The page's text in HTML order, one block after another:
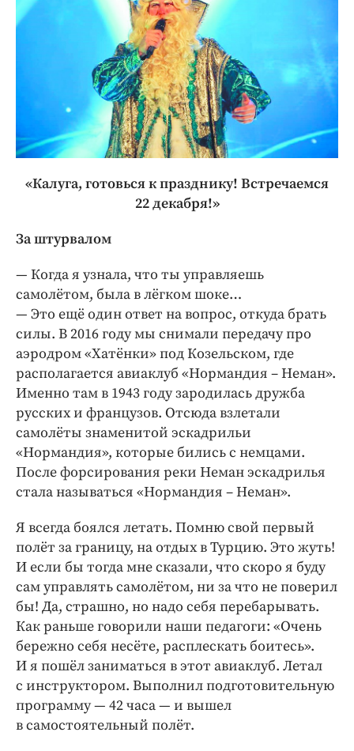
«Калуга, готовься к празднику! Встречаемся
22 декабря!»
За штурвалом
— Когда я узнала, что ты управляешь
самолётом, была в лёгком шоке…
— Это ещё один ответ на вопрос, откуда брать
силы. В 2016 году мы снимали передачу про
аэродром «Хатёнки» под Козельском, где
располагается авиаклуб «Нормандия – Неман».
Именно там в 1943 году зародилась дружба
русских и французов. Отсюда взлетали
самолёты знаменитой эскадрильи
«Нормандия», которые бились с немцами.
После форсирования реки Неман эскадрилья
стала называться «Нормандия – Неман».
Я всегда боялся летать. Помню свой первый
полёт за границу, на отдых в Турцию. Это жуть!
И если бы тогда мне сказали, что скоро я буду
сам управлять самолётом, ни за что не поверил
бы! Да, страшно, но надо себя перебарывать.
Как раньше говорили наши педагоги: «Очень
бережно себя несёте, расплескать боитесь».
И я пошёл заниматься в этот авиаклуб. Летал
с инструктором. Выполнил подготовительную
программу — 42 часа — и вышел
в самостоятельный полёт.